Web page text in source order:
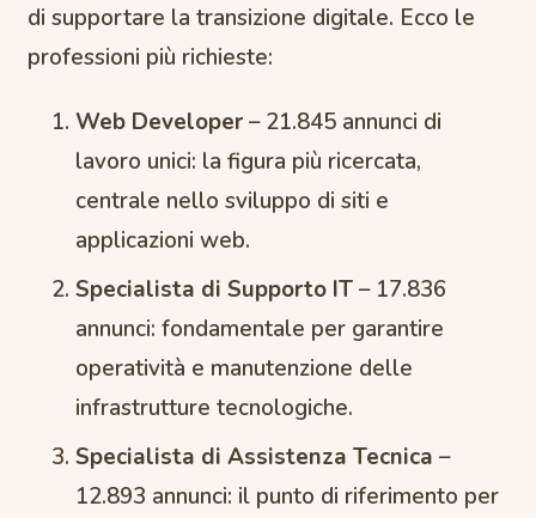
di supportare la transizione digitale. Ecco le
professioni più richieste:
Web Developer– 21.845 annunci di
lavoro unici: la figura più ricercata,
centrale nello sviluppo di siti e
applicazioni web.
Specialista di Supporto IT– 17.836
annunci: fondamentale per garantire
operatività e manutenzione delle
infrastrutture tecnologiche.
Specialista di Assistenza Tecnica –
12.893 annunci: il punto di riferimento per